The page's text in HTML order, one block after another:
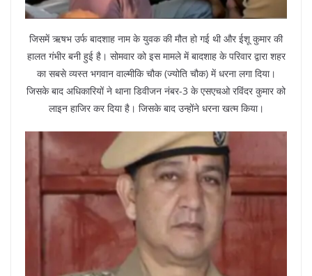
जिसमें ऋषभ उर्फ बादशाह नाम के युवक की मौत हो गई थी और ईशू कुमार की
हालत गंभीर बनी हुई है। सोमवार को इस मामले में बादशाह के परिवार द्वारा शहर
का सबसे व्यस्त भगवान वाल्मीकि चौक (ज्योति चौक) में धरना लगा दिया।
जिसके बाद अधिकारियों ने थाना डिवीजन नंबर-3 के एसएचओ रविंदर कुमार को
लाइन हाजिर कर दिया है। जिसके बाद उन्होंने धरना खत्म किया।